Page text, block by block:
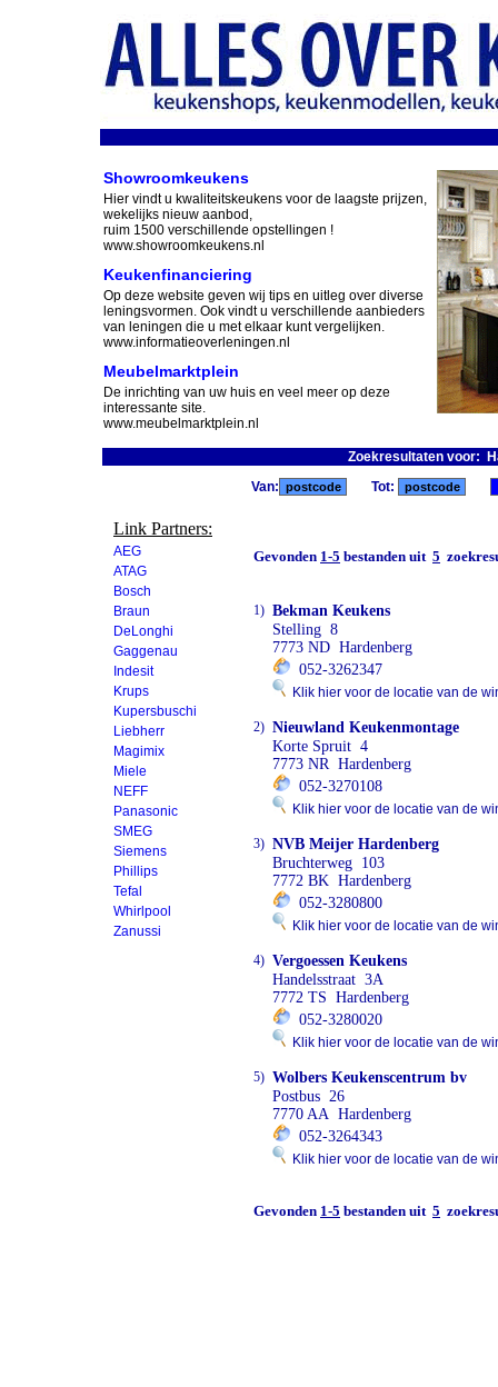
Showroomkeukens
Hier vindt u kwaliteitskeukens voor de laagste prijzen,
wekelijks nieuw aanbod,
ruim 1500 verschillende opstellingen !
www.showroomkeukens.nl
Keukenfinanciering
Op deze website geven wij tips en uitleg over diverse
leningsvormen. Ook vindt u verschillende aanbieders
van leningen die u met elkaar kunt vergelijken.
www.informatieoverleningen.nl
Meubelmarktplein
De inrichting van uw huis en veel meer op deze
interessante site.
www.meubelmarktplein.nl
Zoekresultaten voor:
Link Partners:
AEG
ATAG
Bosch
Braun
DeLonghi
Gaggenau
Indesit
Krups
Kupersbuschi
Liebherr
Magimix
Miele
NEFF
Panasonic
SMEG
Siemens
Phillips
Tefal
Whirlpool
Zanussi
Van: Tot:
Gevonden 1-5 bestanden uit 5
1) Bekman Keukens
Stelling 8
7773 ND Hardenberg
052-3262347
Klik hier voor de locatie van de
2) Nieuwland Keukenmontage
Korte Spruit 4
7773 NR Hardenberg
052-3270108
Klik hier voor de locatie van de
3) NVB Meijer Hardenberg
Bruchterweg 103
7772 BK Hardenberg
052-3280800
Klik hier voor de locatie van de
4) Vergoessen Keukens
Handelsstraat 3A
7772 TS Hardenberg
052-3280020
Klik hier voor de locatie van de
5) Wolbers Keukenscentrum bv
Postbus 26
7770 AA Hardenberg
052-3264343
Klik hier voor de locatie van de
Gevonden 1-5 bestanden uit 5